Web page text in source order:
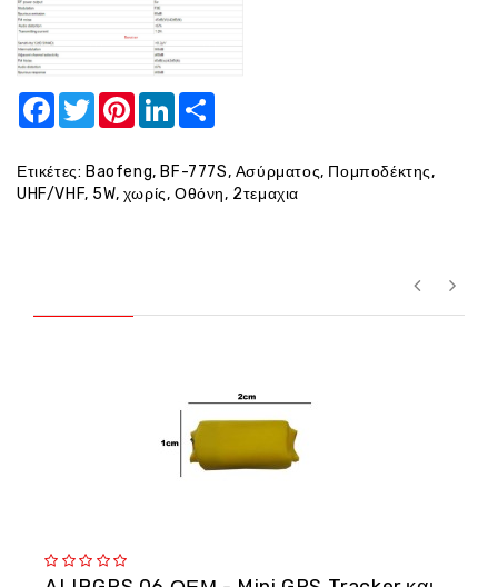
Facebook
TwitterPinterestLinkedIn
Ετικέτες: Baofeng, BF-777S, Ασύρματος, Πομποδέκτης,
UHF/VHF, 5W, χωρίς,Οθόνη, 2τεμαχια